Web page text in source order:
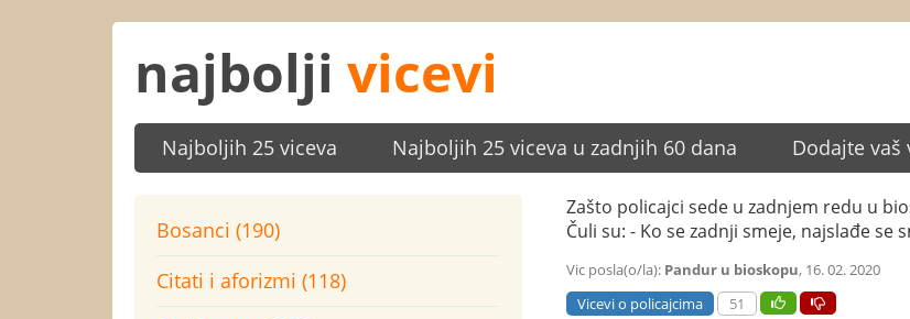
najbolji vicevi
Najboljih 25 viceva Najboljih 25 viceva u zadnjih 60 dana Dodajte vaš
Bosanci (190)
Citati i aforizmi (118)
Zašto policajci sede u zadnjem redu u
Čuli su: - Ko se zadnji smeje, najslađe se
Vic posla(o/la): Pandur u bioskopu, 16. 02. 2020
Vicevi o policajcima
51